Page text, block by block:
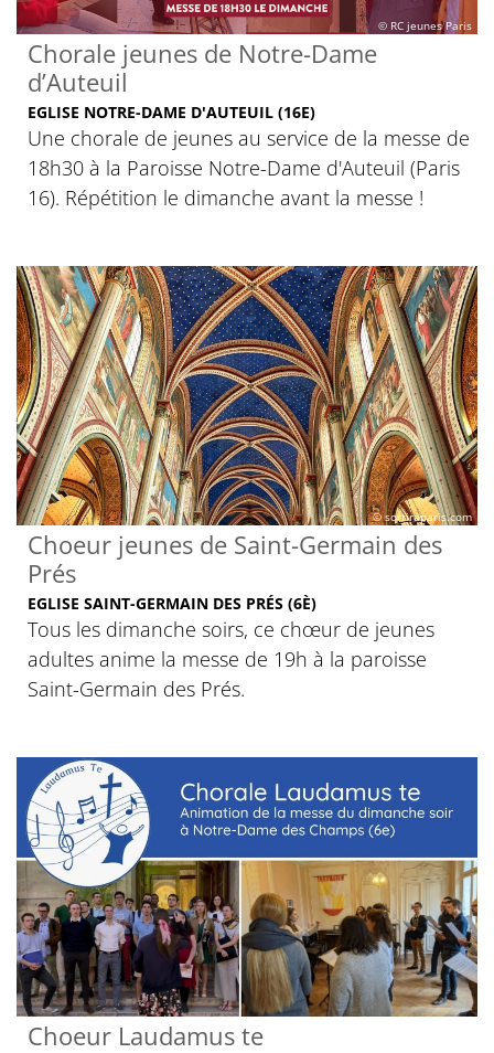
© RC jeunes Paris
Chorale jeunes de Notre-Dame
d’Auteuil
EGLISE NOTRE-DAME D'AUTEUIL (16E)
Une chorale de jeunes au service de la messe de
18h30 à la Paroisse Notre-Dame d'Auteuil (Paris
16). Répétition le dimanche avant la messe !
© sortiraparis.com
Choeur jeunes de Saint-Germain des
Prés
EGLISE SAINT-GERMAIN DES PRÉS (6È)
Tous les dimanche soirs, ce chœur de jeunes
adultes anime la messe de 19h à la paroisse
Saint-Germain des Prés.
Choeur Laudamus te